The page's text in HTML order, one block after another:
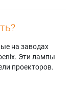
на заводах
Эти лампы
проекторов.